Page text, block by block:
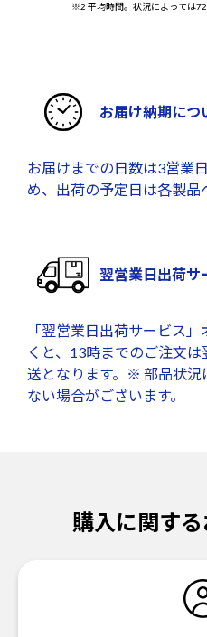
※2 平均時間。状況によっては72
お届け納期につ
お届けまでの日数は3営業
め、出荷の予定日は各製品
翌営業日出荷サ
「翌営業日出荷サービス
くと、13時までのご注文
送となります。※ 部品状況
ない場合がございます。
購入に関す